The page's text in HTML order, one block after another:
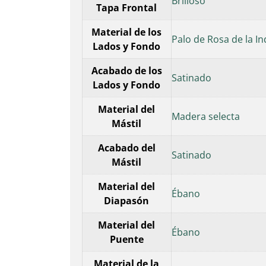
Tapa Frontal
Material de los
Lados y Fondo
Palo de Rosa de la
Acabado de los
Lados y Fondo
Satinado
Material del
Mástil
Madera selecta
Acabado del
Mástil
Satinado
Material del
Diapasón
Ébano
Material del
Puente
Ébano
Material de la